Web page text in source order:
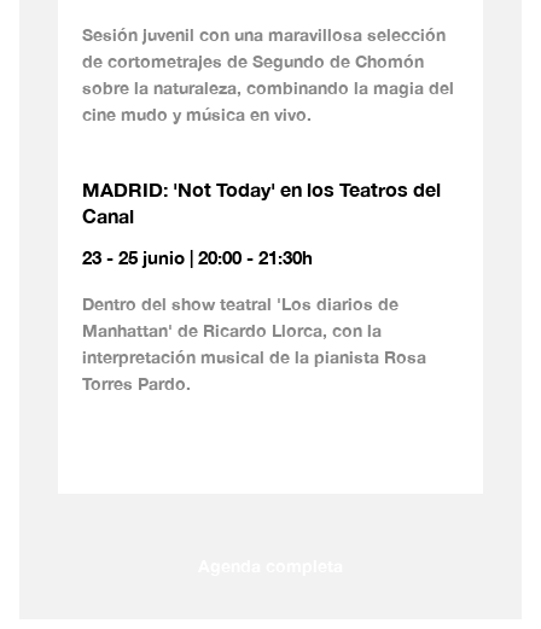
Sesión juvenil con una maravillosa selección
de cortometrajes de Segundo de Chomón
sobre la naturaleza, combinando la magia del
cine mudo y música en vivo.
MADRID: 'Not Today' en los Teatros del
Canal
23 - 25 junio | 20:00 - 21:30h
Dentro del show teatral 'Los diarios de
Manhattan' de Ricardo Llorca, con la
interpretación musical de la pianista Rosa
Torres Pardo.